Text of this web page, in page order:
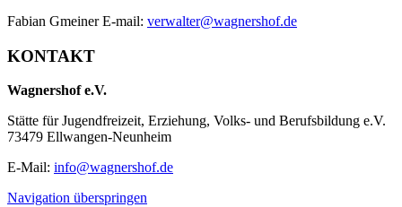
Fabian Gmeiner E-mail: verwalter@wagnershof.de
KONTAKT
Wagnershof e.V.
Stätte für Jugendfreizeit, Erziehung, Volks- und Berufsbildung e.V.
73479 Ellwangen-Neunheim
E-Mail: info@wagnershof.de
Navigation überspringen